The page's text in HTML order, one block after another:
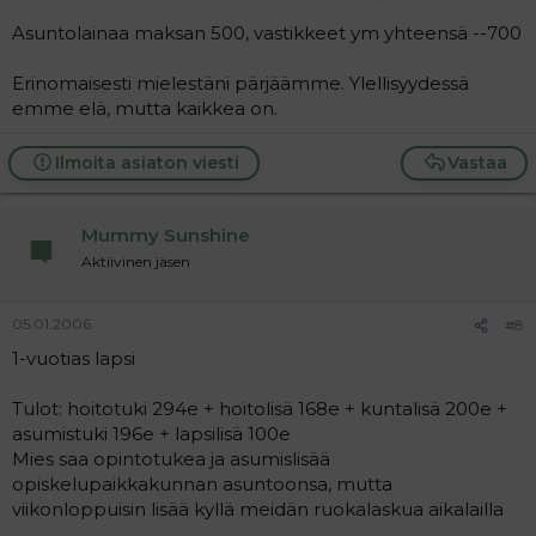
Asuntolainaa maksan 500, vastikkeet ym yhteensä --700
Erinomaisesti mielestäni pärjäämme. Ylellisyydessä
emme elä, mutta kaikkea on.
Vastaa
Ilmoita asiaton viesti
Mummy Sunshine
Aktiivinen jäsen
05.01.2006 #8
1-vuotias lapsi
Tulot: hoitotuki 294e + hoitolisä 168e + kuntalisä 200e +
asumistuki 196e + lapsilisä 100e
Mies saa opintotukea ja asumislisää
opiskelupaikkakunnan asuntoonsa, mutta
viikonloppuisin lisää kyllä meidän ruokalaskua aikalailla